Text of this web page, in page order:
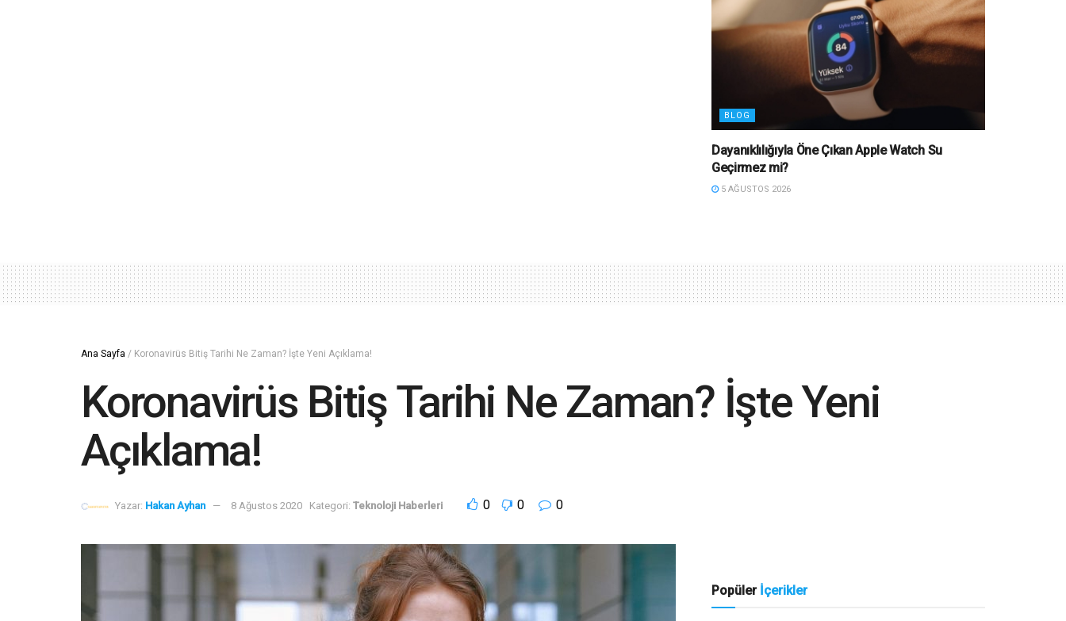
BLOG
Dayanıklılığıyla Öne Çıkan Apple Watch Su
Geçirmez mi?
5 AĞUSTOS 2026
Ana Sayfa / Koronavirüs Bitiş Tarihi Ne Zaman? İşte Yeni Açıklama!
Koronavirüs Bitiş Tarihi Ne Zaman? İşte Yeni
Açıklama!
Yazar: Hakan Ayhan 8 Ağustos 2020 Kategori: Teknoloji Haberleri 0 0 0
Popüler İçerikler